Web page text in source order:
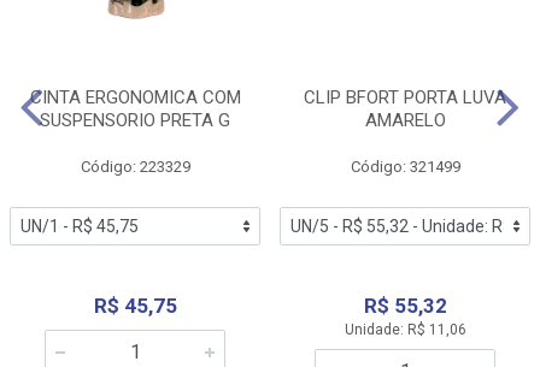
CINTA ERGONOMICA COM
SUSPENSORIO PRETA G
Código: 223329
R$ 45,75
CLIP BFORT PORTA LUVA
AMARELO
Código: 321499
R$ 55,32
Unidade: R$ 11,06